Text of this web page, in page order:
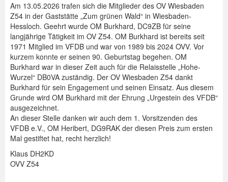
Am 13.05.2026 trafen sich die Mitglieder des OV Wiesbaden
Z54 in der Gaststätte „Zum grünen Wald“ in Wiesbaden-
Hessloch. Geehrt wurde OM Burkhard, DC9ZB für seine
langjährige Tätigkeit im OV Z54. OM Burkhard ist bereits seit
1971 Mitglied im VFDB und war von 1989 bis 2024 OVV. Vor
kurzem konnte er seinen 90. Geburtstag begehen. OM
Burkhard war in dieser Zeit auch für die Relaisstelle „Hohe-
Wurzel“ DB0VA zuständig. Der OV Wiesbaden Z54 dankt
Burkhard für sein Engagement und seinen Einsatz. Aus diesem
Grunde wird OM Burkhard mit der Ehrung „Urgestein des VFDB“
ausgezeichnet.
An dieser Stelle danken wir auch dem 1. Vorsitzenden des
VFDB e.V., OM Heribert, DG9RAK der diesen Preis zum ersten
Mal gestiftet hat, recht herzlich!
Klaus DH2KD
OVV Z54